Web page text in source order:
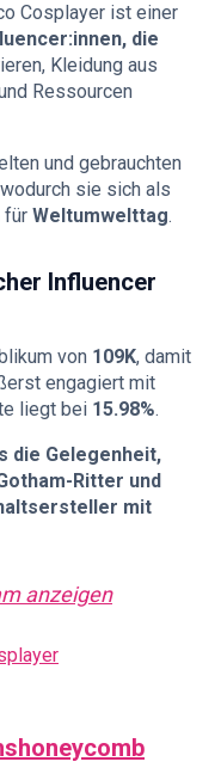
Cosplayer ist einer
die
Kleidung aus
Ressourcen
und gebrauchten
sie sich als
für Weltumwelttag.
Influencer
von 109K, damit
engagiert mit
liegt bei 15.98%.
die Gelegenheit,
Ritter und
mit
anzeigen